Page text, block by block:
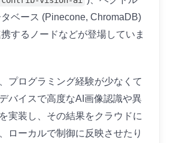
ベース (Pinecone, ChromaDB)
携するノードなどが登場していま
プログラミング経験が少なくて
バイスで高度なAI画像認識や異
実装し、その結果をクラウドに
ローカルで制御に反映させたり